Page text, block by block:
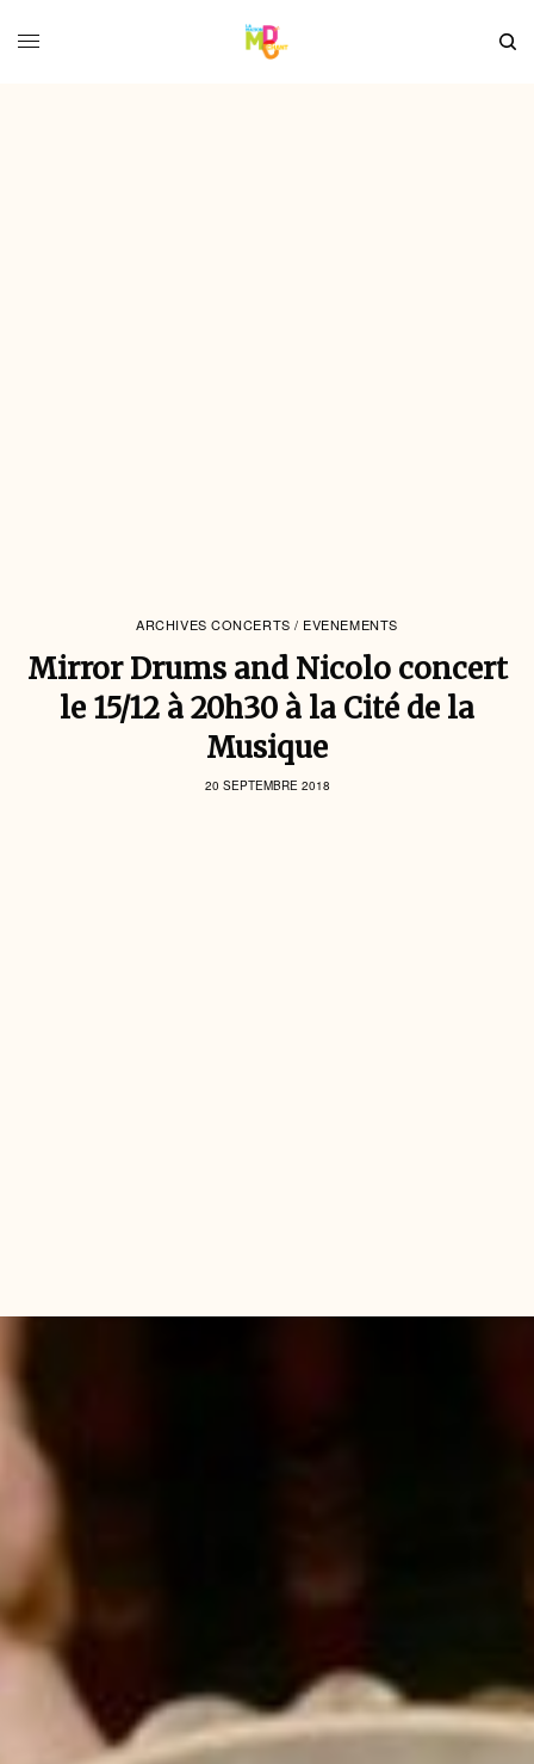
ARCHIVES CONCERTS / EVENEMENTS
Mirror Drums and Nicolo concert
le 15/12 à 20h30 à la Cité de la
Musique
20 SEPTEMBRE 2018